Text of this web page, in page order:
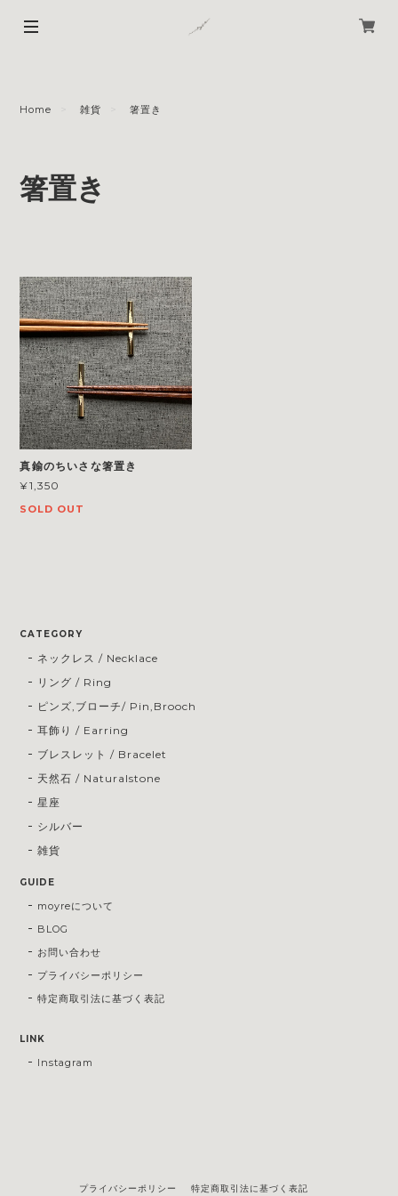
Home 雑貨 箸置き
箸置き
真鍮のちいさな箸置き
¥1,350
SOLD OUT
CATEGORY
ネックレス / Necklace
リング / Ring
ピンズ,ブローチ/ Pin,Brooch
耳飾り / Earring
ブレスレット / Bracelet
天然石 / Naturalstone
星座
シルバー
雑貨
GUIDE
moyreについて
BLOG
お問い合わせ
プライバシーポリシー
特定商取引法に基づく表記
LINK
Instagram
プライバシーポリシー 特定商取引法に基づく表記